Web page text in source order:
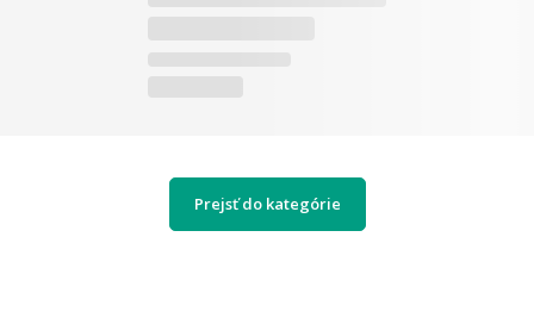
Prejsť do kategórie